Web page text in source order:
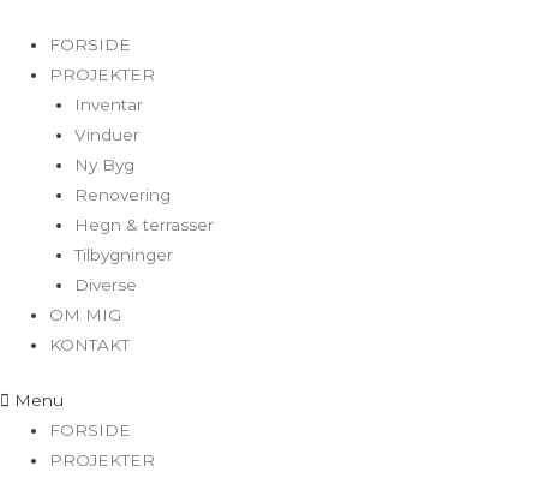
FORSIDE
PROJEKTER
Inventar
Vinduer
Ny Byg
Renovering
Hegn & terrasser
Tilbygninger
Diverse
OM MIG
KONTAKT
Menu
FORSIDE
PROJEKTER